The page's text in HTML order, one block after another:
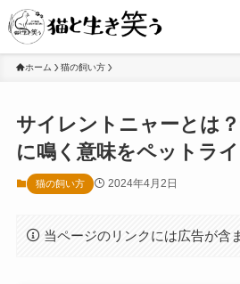
ホーム 猫の飼い方
サイレントニャーとは
に鳴く意味をペットラ
猫の飼い方 2024年4月2日
当ページのリンクには広告が含